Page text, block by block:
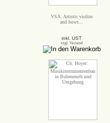
VSA: Artistic violins
and bows...
inkl. UST
zzgl. Versand